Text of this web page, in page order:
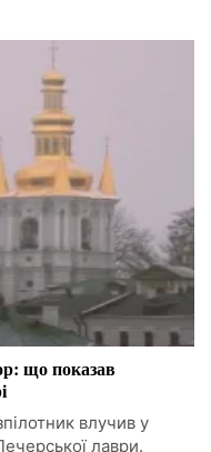
що показав
влучив у
лаври.